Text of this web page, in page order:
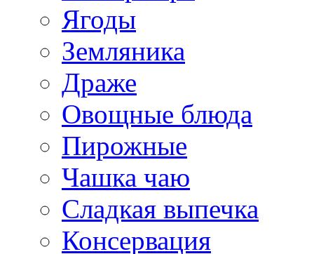
Ягоды
Земляника
Драже
Овощные блюда
Пирожные
Чашка чаю
Сладкая выпечка
Консервация